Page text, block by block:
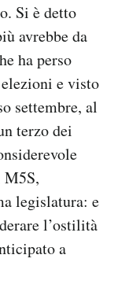
Si è detto
avrebbe da
ha perso
e visto
settembre, al
terzo dei
M5S,
legislatura: e
l’ostilità
a